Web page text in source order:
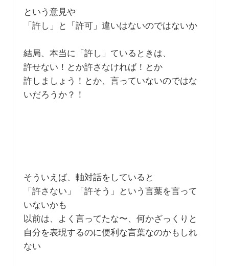
という意見や
「許し」と「許可」違いはないのではないか
結局、本当に「許し」ているときは、
許せない！とか許さなければ！とか
許しましょう！とか、言っていないのではな
いだろうか？！
そういえば、軸対話をしていると
「許さない」「許そう」という言葉を言って
いないかも
以前は、よく言ってたな〜、何かざっくりと
自分を表現するのに便利な言葉なのかもしれ
ない